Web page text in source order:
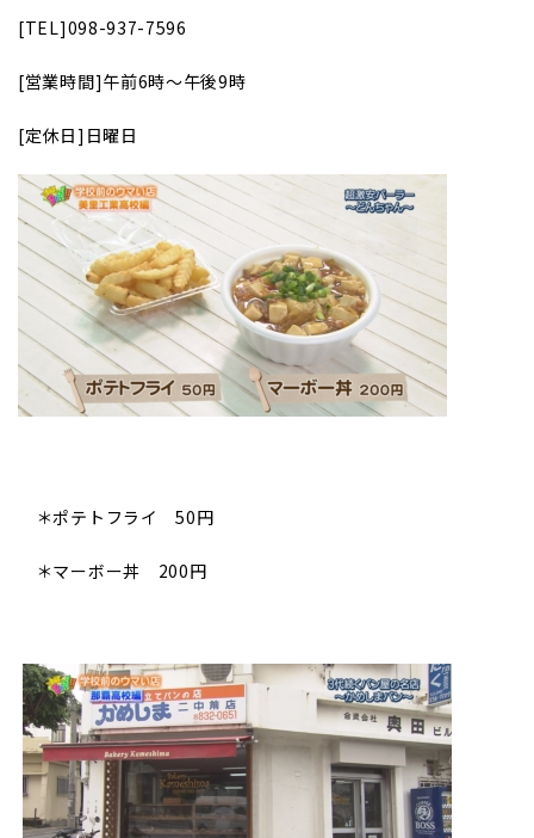
[TEL]098-937-7596
[営業時間]午前6時～午後9時
[定休日]日曜日
＊ポテトフライ 50円
＊マーボー丼 200円